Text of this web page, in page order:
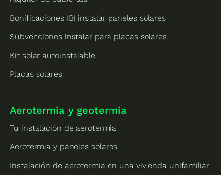
Bonificaciones IBI instalar paneles solares
Subvenciones instalar para placas solares
Kit solar autoinstalable
Placas solares
Aerotermia y geotermia
Tu instalación de aerotermia
Aerotermia y paneles solares
Instalación de aerotermia en una vivienda unifamiliar